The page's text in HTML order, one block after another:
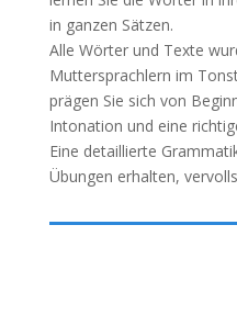
in ganzen Sätzen.
Alle Wörter und Texte
Muttersprachlern im
prägen Sie sich von
Intonation und eine
Eine detaillierte
Übungen erhalten,